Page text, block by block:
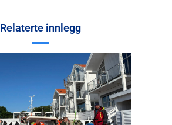
Relaterte innlegg